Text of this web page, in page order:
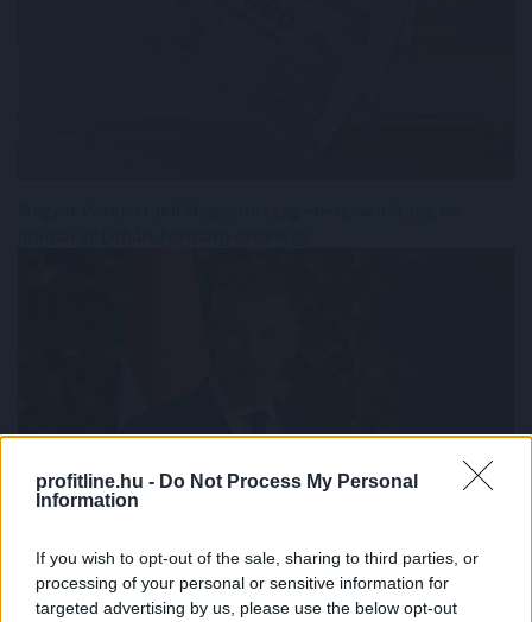
profitline.hu - Do Not Process My Personal
Information
If you wish to opt-out of the sale, sharing to third parties, or
processing of your personal or sensitive information for
targeted advertising by us, please use the below opt-out
Olajszállítási szerződést kötött a Janaf és a Mol